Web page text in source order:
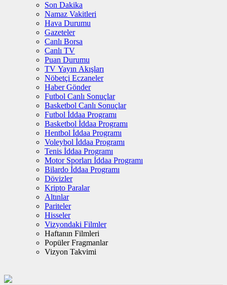
Son Dakika
Namaz Vakitleri
Hava Durumu
Gazeteler
Canlı Borsa
Canlı TV
Puan Durumu
TV Yayın Akışları
Nöbetçi Eczaneler
Haber Gönder
Futbol Canlı Sonuçlar
Basketbol Canlı Sonuçlar
Futbol İddaa Programı
Basketbol İddaa Programı
Hentbol İddaa Programı
Voleybol İddaa Programı
Tenis İddaa Programı
Motor Sporları İddaa Programı
Bilardo İddaa Programı
Dövizler
Kripto Paralar
Altınlar
Pariteler
Hisseler
Vizyondaki Filmler
Haftanın Filmleri
Popüler Fragmanlar
Vizyon Takvimi